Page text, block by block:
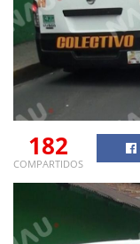
182
COMPARTIDOS